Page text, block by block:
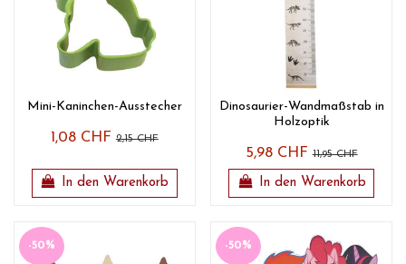
Mini-Kaninchen-Ausstecher
1,08 CHF2,15 CHF
In den Warenkorb
Dinosaurier-Wandmaßstab in
Holzoptik
5,98 CHF11,95 CHF
In den Warenkorb
-50% -50%